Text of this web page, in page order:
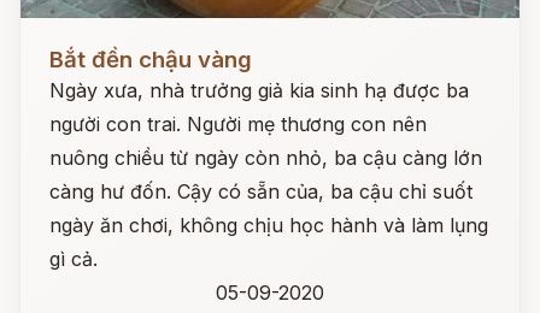
Đọc ngay
Bắt đền chậu vàng
Ngày xưa, nhà trưởng giả kia sinh hạ được ba
người con trai. Người mẹ thương con nên
nuông chiều từ ngày còn nhỏ, ba cậu càng lớn
càng hư đốn. Cậy có sẵn của, ba cậu chỉ suốt
ngày ăn chơi, không chịu học hành và làm lụng
gì cả.
05-09-2020